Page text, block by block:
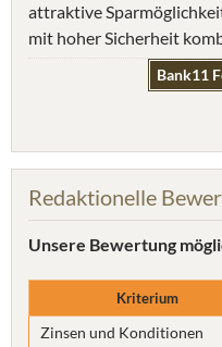
attraktive
mit hoher Sicherheit
Bank11
Redaktionelle
Unsere Bewertung
Kriterium
Zinsen und Konditionen